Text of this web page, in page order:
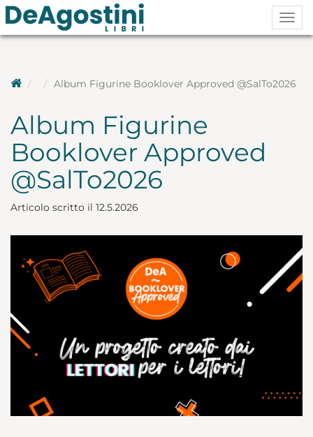
Album Figurine Booklover Approved @SalTo2026
Album Figurine
Booklover Approved
@SalTo2026
Articolo scritto il 12.5.2026